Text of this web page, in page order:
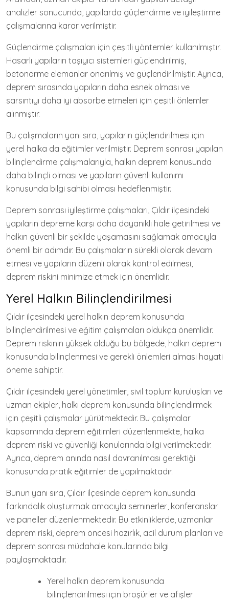
analizler sonucunda, yapılarda güçlendirme ve iyileştirme
çalışmalarına karar verilmiştir.
Güçlendirme çalışmaları için çeşitli yöntemler kullanılmıştır.
Hasarlı yapıların taşıyıcı sistemleri güçlendirilmiş,
betonarme elemanlar onarılmış ve güçlendirilmiştir. Ayrıca,
deprem sırasında yapıların daha esnek olması ve
sarsıntıyı daha iyi absorbe etmeleri için çeşitli önlemler
alınmıştır.
Bu çalışmaların yanı sıra, yapıların güçlendirilmesi için
yerel halka da eğitimler verilmiştir. Deprem sonrası yapılan
bilinçlendirme çalışmalarıyla, halkın deprem konusunda
daha bilinçli olması ve yapıların güvenli kullanımı
konusunda bilgi sahibi olması hedeflenmiştir.
Deprem sonrası iyileştirme çalışmaları, Çıldır ilçesindeki
yapıların depreme karşı daha dayanıklı hale getirilmesi ve
halkın güvenli bir şekilde yaşamasını sağlamak amacıyla
önemli bir adımdır. Bu çalışmaların sürekli olarak devam
etmesi ve yapıların düzenli olarak kontrol edilmesi,
deprem riskini minimize etmek için önemlidir.
Yerel Halkın Bilinçlendirilmesi
Çıldır ilçesindeki yerel halkın deprem konusunda
bilinçlendirilmesi ve eğitim çalışmaları oldukça önemlidir.
Deprem riskinin yüksek olduğu bu bölgede, halkın deprem
konusunda bilinçlenmesi ve gerekli önlemleri alması hayati
öneme sahiptir.
Çıldır ilçesindeki yerel yönetimler, sivil toplum kuruluşları ve
uzman ekipler, halkı deprem konusunda bilinçlendirmek
için çeşitli çalışmalar yürütmektedir. Bu çalışmalar
kapsamında deprem eğitimleri düzenlenmekte, halka
deprem riski ve güvenliği konularında bilgi verilmektedir.
Ayrıca, deprem anında nasıl davranılması gerektiği
konusunda pratik eğitimler de yapılmaktadır.
Bunun yanı sıra, Çıldır ilçesinde deprem konusunda
farkındalık oluşturmak amacıyla seminerler, konferanslar
ve paneller düzenlenmektedir. Bu etkinliklerde, uzmanlar
deprem riski, deprem öncesi hazırlık, acil durum planları ve
deprem sonrası müdahale konularında bilgi
paylaşmaktadır.
Yerel halkın deprem konusunda
bilinçlendirilmesi için broşürler ve afişler